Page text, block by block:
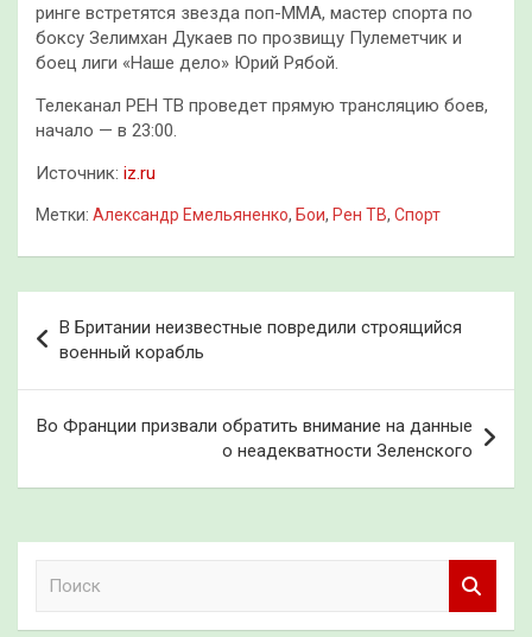
ринге встретятся звезда поп-MMA, мастер спорта по
боксу Зелимхан Дукаев по прозвищу Пулеметчик и
боец лиги «Наше дело» Юрий Рябой.
Телеканал РЕН ТВ проведет прямую трансляцию боев,
начало — в 23:00.
Источник: iz.ru
Метки: Александр Емельяненко, Бои, Рен ТВ, Спорт
по
записям
В Британии неизвестные повредили строящийся
военный корабль
Во Франции призвали обратить внимание на данные
о неадекватности Зеленского